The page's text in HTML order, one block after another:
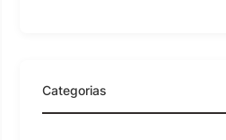
Categorias